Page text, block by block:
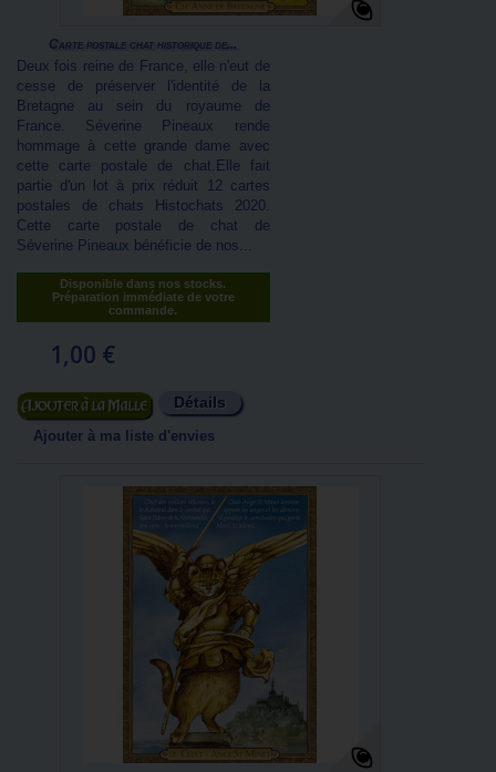
Carte postale chat historique de...
Deux fois reine de France, elle n'eut de
cesse de préserver l'identité de la
Bretagne au sein du royaume de
France. Séverine Pineaux rende
hommage à cette grande dame avec
cette carte postale de chat.Elle fait
partie d'un lot à prix réduit 12 cartes
postales de chats Histochats 2020.
Cette carte postale de chat de
Séverine Pineaux bénéficie de nos...
Disponible dans nos stocks.
Préparation immédiate de votre
commande.
1,00 €
Ajouter au panier Détails
Ajouter à ma liste d'envies